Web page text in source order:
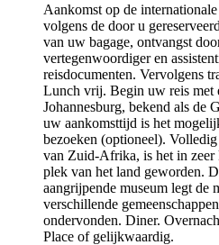
Aankomst op de
volgens de door u
van uw bagage, ontvangst
vertegenwoordiger en
reisdocumenten. Vervolgens
Lunch vrij. Begin uw reis met
Johannesburg, bekend als de
uw aankomsttijd is het
bezoeken (optioneel).
van Zuid-Afrika, is het in zeer
plek van het land geworden.
aangrijpende museum legt de
verschillende
ondervonden. Diner.
Place of gelijkwaardig.